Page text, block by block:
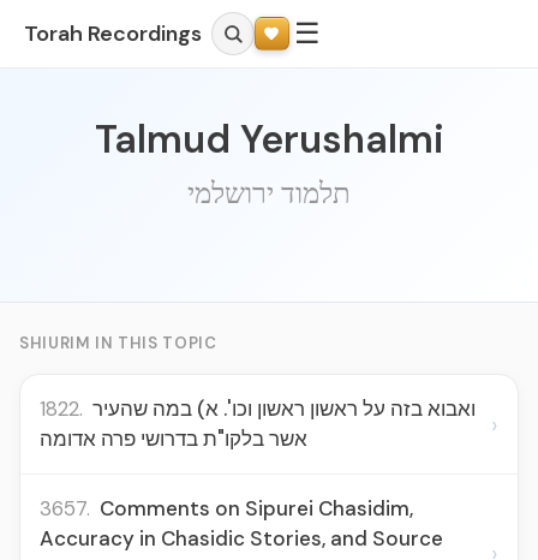
Torah Recordings ☰
Talmud Yerushalmi
תלמוד ירושלמי
SHIURIM IN THIS TOPIC
1822.
אשר בלקו"ת בדרושי פרה אדומה
›
3657. Comments on Sipurei Chasidim,
Accuracy in Chasidic Stories, and Source
›